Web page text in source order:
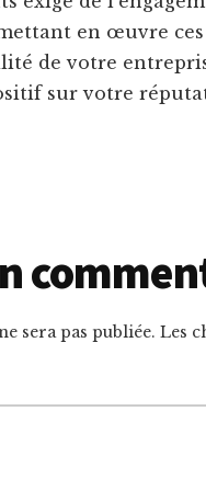
en œuvre
de votre
sur votre
sera pas publiée. Les